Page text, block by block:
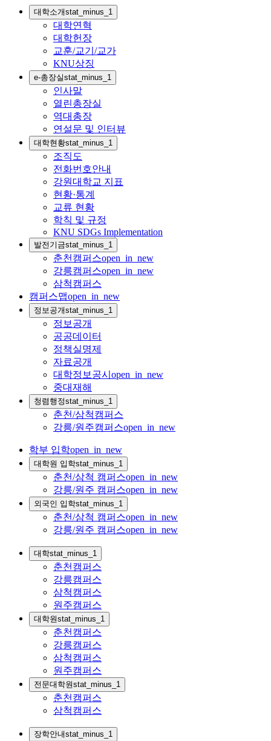
대학소개stat_minus_1
대학연혁
대학헌장
교훈/교기/교가
KNU상징
e-총장실stat_minus_1
인사말
열린총장실
역대총장
연설문 및 인터뷰
대학현황stat_minus_1
조직도
전화번호안내
강원대학교 지표
현황·통계
교류 현황
학칙 및 규정
KNU SDGs Implementation
발전기금stat_minus_1
춘천캠퍼스open_in_new
강릉캠퍼스open_in_new
삼척캠퍼스
캠퍼스맵open_in_new
정보공개stat_minus_1
정보공개
공공데이터
정책실명제
자료공개
대학정보공시 open_in_new
중대재해
청렴행정stat_minus_1
춘천/삼척캠퍼스
강릉/원주캠퍼스open_in_new
학부 입학open_in_new
대학원 입학stat_minus_1
춘천/삼척 캠퍼스open_in_new
강릉/원주 캠퍼스open_in_new
외국인 입학stat_minus_1
춘천/삼척 캠퍼스open_in_new
강릉/원주 캠퍼스open_in_new
대학stat_minus_1
춘천캠퍼스
강릉캠퍼스
삼척캠퍼스
원주캠퍼스
대학원stat_minus_1
춘천캠퍼스
강릉캠퍼스
삼척캠퍼스
원주캠퍼스
전문대학원stat_minus_1
춘천캠퍼스
삼척캠퍼스
장학안내stat_minus_1